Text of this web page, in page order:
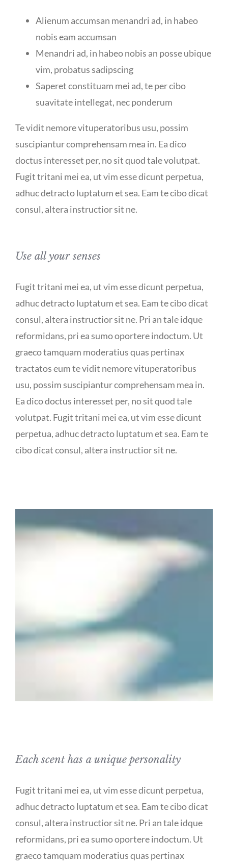
Alienum accumsan menandri ad, in habeo
nobis eam accumsan
Menandri ad, in habeo nobis an posse ubique
vim, probatus sadipscing
Saperet constituam mei ad, te per cibo
suavitate intellegat, nec ponderum
Te vidit nemore vituperatoribus usu, possim
suscipiantur comprehensam mea in. Ea dico
doctus interesset per, no sit quod tale volutpat.
Fugit tritani mei ea, ut vim esse dicunt perpetua,
adhuc detracto luptatum et sea. Eam te cibo dicat
consul, altera instructior sit ne.
Use all your senses
Fugit tritani mei ea, ut vim esse dicunt perpetua,
adhuc detracto luptatum et sea. Eam te cibo dicat
consul, altera instructior sit ne. Pri an tale idque
reformidans, pri ea sumo oportere indoctum. Ut
graeco tamquam moderatius quas pertinax
tractatos eum te vidit nemore vituperatoribus
usu, possim suscipiantur comprehensam mea in.
Ea dico doctus interesset per, no sit quod tale
volutpat. Fugit tritani mei ea, ut vim esse dicunt
perpetua, adhuc detracto luptatum et sea. Eam te
cibo dicat consul, altera instructior sit ne.
Each scent has a unique personality
Fugit tritani mei ea, ut vim esse dicunt perpetua,
adhuc detracto luptatum et sea. Eam te cibo dicat
consul, altera instructior sit ne. Pri an tale idque
reformidans, pri ea sumo oportere indoctum. Ut
graeco tamquam moderatius quas pertinax